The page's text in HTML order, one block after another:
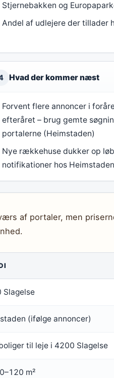
Stjernebakken og
Andel af udlejere der tillader
Hvad der kommer næst
Forvent flere annoncer i
efteråret – brug gemte
portalerne (Heimstaden)
Nye rækkehuse dukker op
notifikationer hos
af portaler, men
Slagelse
(ifølge annoncer)
til leje i 4200 Slagelse
m²